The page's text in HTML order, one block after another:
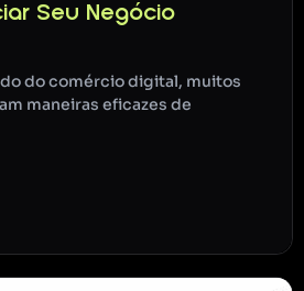
Seu Negócio
do comércio digital, muitos
maneiras eficazes de